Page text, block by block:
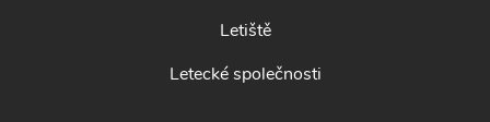
Letiště
Letecké společnosti